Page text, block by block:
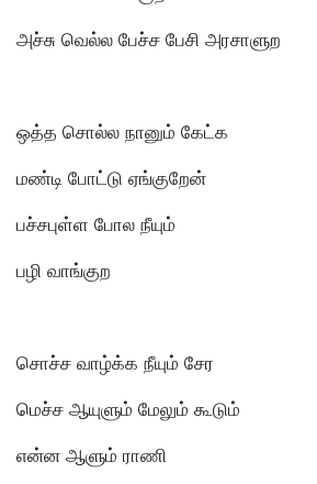
அச்சு வெல்ல பேச்ச பேசி அரசாளுற
ஒத்த சொல்ல நானும் கேட்க
மண்டி போட்டு ஏங்குறேன்
பச்சபுள்ள போல நீயும்
பழி வாங்குற
சொச்ச வாழ்க்க நீயும் சேர
மெச்ச ஆயுளும் மேலும் கூடும்
என்ன ஆளும் ராணி